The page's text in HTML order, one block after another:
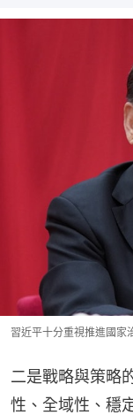
習近平十分重視推進國家
二是戰略與策略
性、全域性、穩